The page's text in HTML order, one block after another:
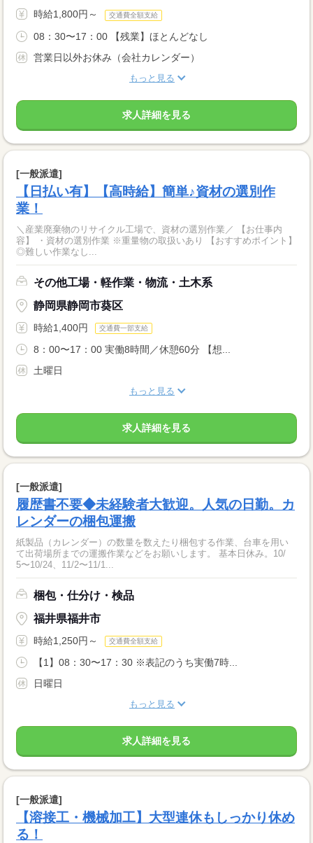
時給1,800円～ 交通費全額支給
08：30〜17：00 【残業】ほとんどなし
営業日以外お休み（会社カレンダー）
もっと見る
求人詳細を見る
[一般派遣]
【日払い有】【高時給】簡単♪資材の選別作
業！
＼産業廃棄物のリサイクル工場で、資材の選別作業／ 【お仕事内
容】 ・資材の選別作業 ※重量物の取扱いあり 【おすすめポイント】
◎難しい作業なし...
その他工場・軽作業・物流・土木系
静岡県静岡市葵区
時給1,400円 交通費一部支給
8：00〜17：00 実働8時間／休憩60分 【想...
土曜日
もっと見る
求人詳細を見る
[一般派遣]
履歴書不要◆未経験者大歓迎。人気の日勤。カ
レンダーの梱包運搬
紙製品（カレンダー）の数量を数えたり梱包する作業、台車を用い
て出荷場所までの運搬作業などをお願いします。 基本日休み。10/
5〜10/24、11/2〜11/1...
梱包・仕分け・検品
福井県福井市
時給1,250円～ 交通費全額支給
【1】08：30〜17：30 ※表記のうち実働7時...
日曜日
もっと見る
求人詳細を見る
[一般派遣]
【溶接工・機械加工】大型連休もしっかり休め
る！